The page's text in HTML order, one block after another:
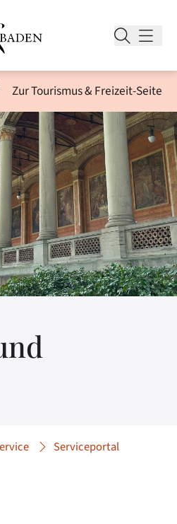
Zur Tourismus & Freizeit-Seite
Serviceportal